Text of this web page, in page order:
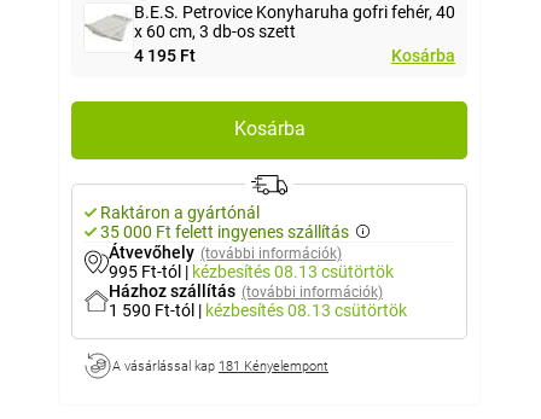
B.E.S. Petrovice Konyharuha gofri fehér, 40
x 60 cm, 3 db-os szett
4 195 Ft
Kosárba
Kosárba
Raktáron a gyártónál
35 000 Ft felett ingyenes szállítás
Átvevőhely (további információk)
995 Ft-tól | kézbesítés08.13 csütörtök
Házhoz szállítás (további információk)
1 590 Ft-tól | kézbesítés08.13 csütörtök
A vásárlással kap 181 Kényelempont